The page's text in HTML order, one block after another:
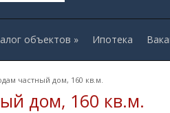
объектов » Ипотека
частный дом, 160 кв.м.
дом, 160 кв.м.